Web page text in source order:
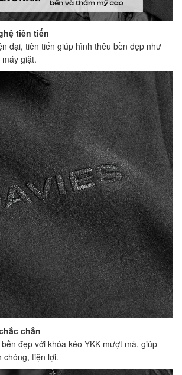
tiên tiến
đại, tiên tiến giúp hình thêu bền đẹp như
giặt.
chắn
đẹp với khóa kéo YKK mượt mà, giúp
chóng, tiện lợi.